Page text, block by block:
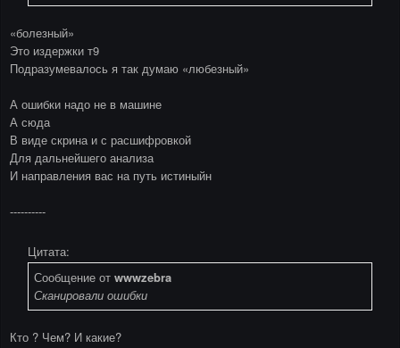
«болезный»
Это издержки т9
Подразумевалось я так думаю «любезный»
А ошибки надо не в машине
А сюда
В виде скрина и с расшифровкой
Для дальнейшего анализа
И направления вас на путь истиныйн
----------
Цитата:
Сообщение от wwwzebra
Сканировали ошибки
Кто ? Чем? И какие?